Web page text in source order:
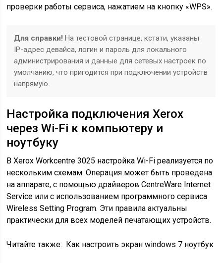
проверки работы сервиса, нажатием на кнопку «WPS».
Для справки! На тестовой странице, кстати, указаны
IP-адрес девайса, логин и пароль для локального
администрирования и данные для сетевых настроек по
умолчанию, что пригодится при подключении устройств
напрямую.
Настройка подключения Xerox
через Wi-Fi к компьютеру и
ноутбуку
В Xerox Workcentre 3025 настройка Wi-Fi реализуется по
нескольким схемам. Операция может быть проведена
на аппарате, с помощью драйверов CentreWare Internet
Service или с использованием программного сервиса
Wireless Setting Program. Эти правила актуальны
практически для всех моделей печатающих устройств.
Читайте также: Как настроить экран windows 7 ноутбук